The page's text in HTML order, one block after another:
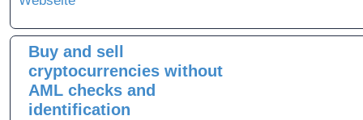
Buy and sell
cryptocurrencies without
AML checks and
identification